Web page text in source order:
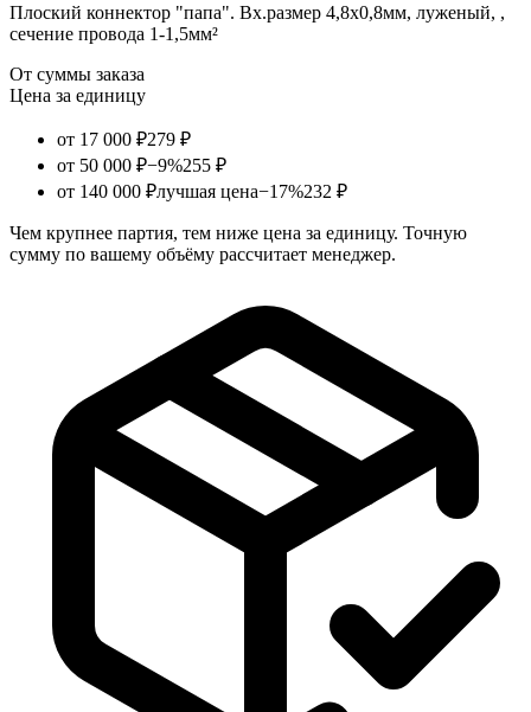
Плоский коннектор "папа". Вх.размер 4,8х0,8мм, луженый, ,
сечение провода 1-1,5мм²
От суммы заказа
Цена за единицу
от 17 000 ₽279 ₽
от 50 000 ₽−9%255 ₽
от 140 000 ₽лучшая цена−17%232 ₽
Чем крупнее партия, тем ниже цена за единицу. Точную
сумму по вашему объёму рассчитает менеджер.